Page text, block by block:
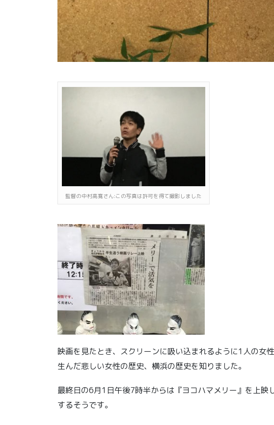
監督の中村高寛さん:この写真は許可を得て撮影しました
映画を見たとき、スクリーンに吸い込まれるように1人の女
生んだ悲しい女性の歴史、横浜の歴史を知りました。
最終日の6月1日午後7時半からは『ヨコハマメリー』を上
するそうです。